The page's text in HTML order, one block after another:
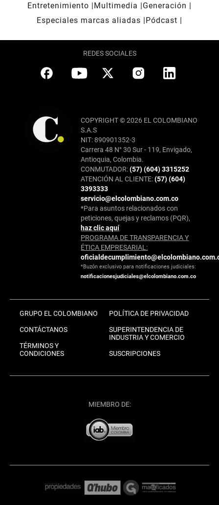
Entretenimiento
Multimedia
Generación
Especiales marcas aliadas
Pódcast
REDES SOCIALES
COPYRIGHT © 2026 EL COLOMBIANO
S.A.S
NIT: 890901352-3
Carrera 48 N° 30 Sur - 119, Envigado,
Antioquia, Colombia.
CONMUTADOR:(57) (604) 3315252
ATENCIÓN AL CLIENTE:(57) (604)
3393333
servicio@elcolombiano.com.co
*Para asuntos relacionados con
peticiones, quejas y reclamos (PQR),
haz clic aquí
PROGRAMA DE TRANSPARENCIA Y
ÉTICA EMPRESARIAL:
*Buzón exclusivo para notificaciones judiciales:
notificacionesjudiciales@elcolombiano.com.co
GRUPO EL COLOMBIANO
CONTÁCTANOS
TÉRMINOS Y
CONDICIONES
POLÍTICA DE PRIVACIDAD
SUPERINTENDENCIA DE
INDUSTRIA Y COMERCIO
SUSCRIPCIONES
MIEMBRO DE: